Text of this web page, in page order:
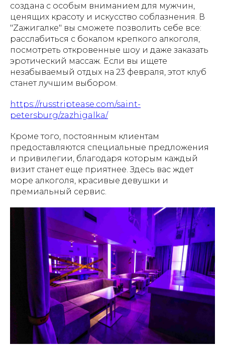
создана с особым вниманием для мужчин,
ценящих красоту и искусство соблазнения. В
"Zажигалке" вы сможете позволить себе все:
расслабиться с бокалом крепкого алкоголя,
посмотреть откровенные шоу и даже заказать
эротический массаж. Если вы ищете
незабываемый отдых на 23 февраля, этот клуб
станет лучшим выбором.
https://russtriptease.com/saint-
petersburg/zazhigalka/
Кроме того, постоянным клиентам
предоставляются специальные предложения
и привилегии, благодаря которым каждый
визит станет еще приятнее. Здесь вас ждет
море алкоголя, красивые девушки и
премиальный сервис.